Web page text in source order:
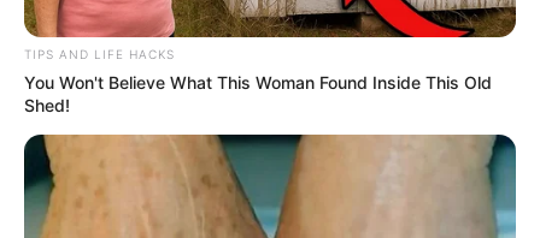
Hace cinco años, Colombia inició la
cuarentena nacional para enfrentar el
TIPS AND LIFE HACKS
You Won't Believe What This Woman Found Inside This Old
Shed!